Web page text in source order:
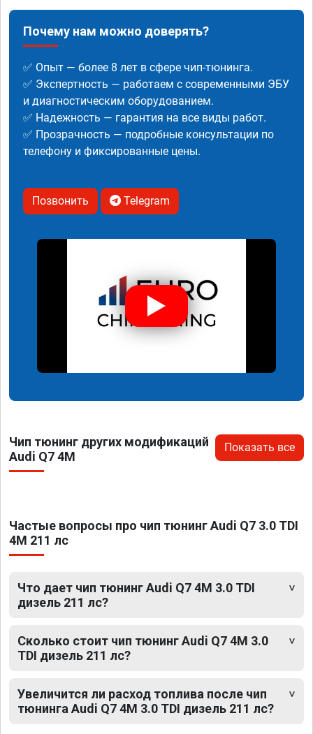
Почему нам можно доверять?
✅ Опыт — более 8 лет в сфере чип-тюнинга.
✅ Экспертность — работаем с современными ЭБУ
и диагностическим оборудованием.
✅ Надежность — гарантия на все виды работ.
✅ Прозрачность — подробные консультации по
телефону и фиксированные цены.
Позвонить Telegram
Чип тюнинг других модификаций
Audi Q7 4M
Показать все
Частые вопросы про чип тюнинг Audi Q7 3.0 TDI
4M 211 лс
Что дает чип тюнинг Audi Q7 4M 3.0 TDI
дизель 211 лс?
Сколько стоит чип тюнинг Audi Q7 4M 3.0
TDI дизель 211 лс?
Увеличится ли расход топлива после чип
тюнинга Audi Q7 4M 3.0 TDI дизель 211 лс?